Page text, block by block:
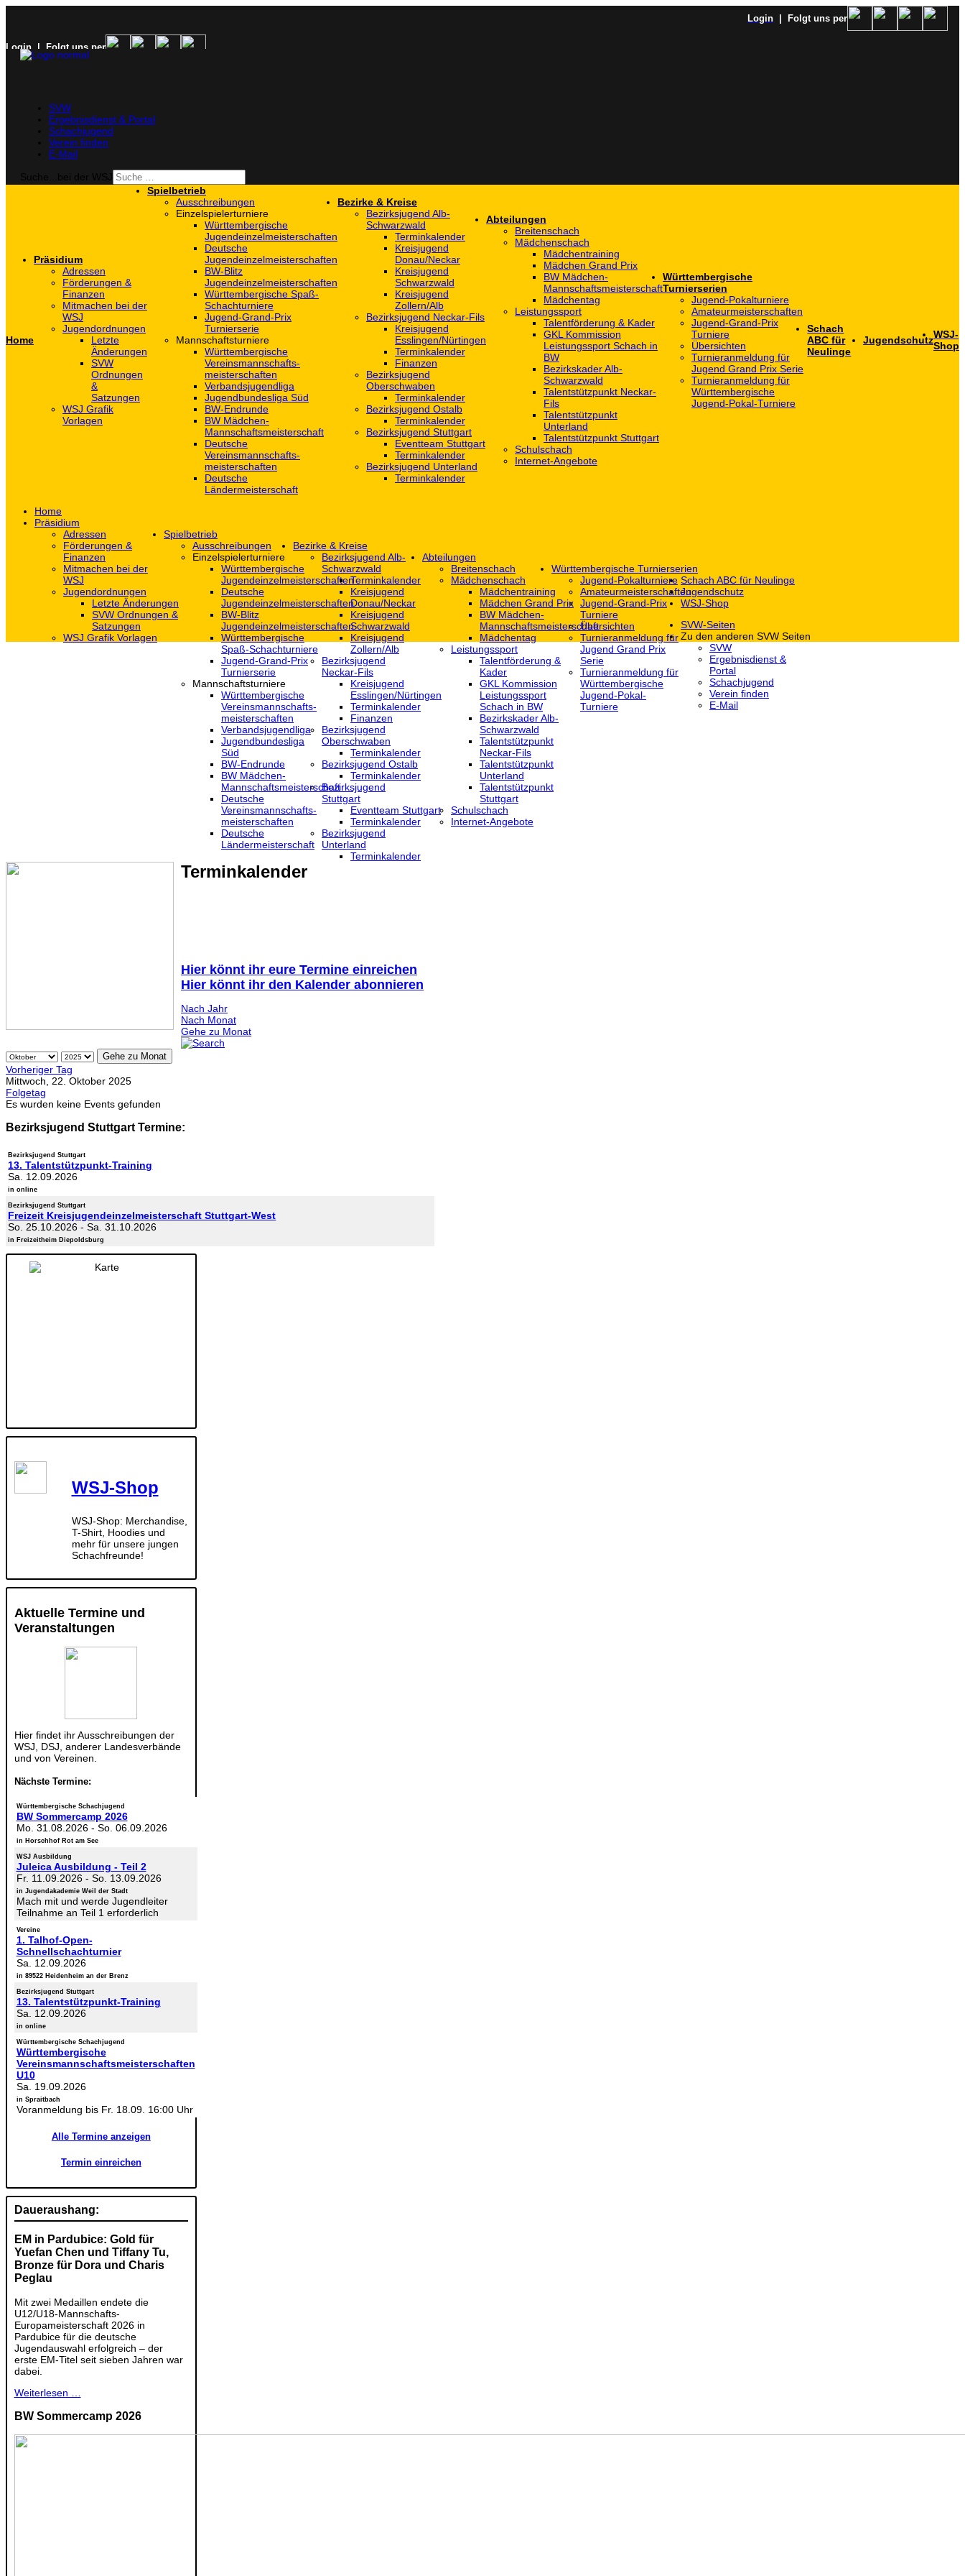
Login | Folgt uns per
Login | Folgt uns per
SVW
Ergebnisdienst & Portal
Schachjugend
Verein finden
E-Mail
Home
Präsidium
Adressen
Förderungen &
Finanzen
Mitmachen bei der
WSJ
Jugendordnungen
Letzte
Änderungen
SVW
Ordnungen
&
Satzungen
WSJ Grafik
Vorlagen
Spielbetrieb
Ausschreibungen
Einzelspielerturniere
Württembergische
Jugendeinzelmeisterschaften
Deutsche
Jugendeinzelmeisterschaften
BW-Blitz
Jugendeinzelmeisterschaften
Württembergische Spaß-
Schachturniere
Jugend-Grand-Prix
Turnierserie
Mannschaftsturniere
Württembergische
Vereinsmannschafts-
meisterschaften
Verbandsjugendliga
Jugendbundesliga Süd
BW-Endrunde
BW Mädchen-
Mannschaftsmeisterschaft
Deutsche
Vereinsmannschafts-
meisterschaften
Deutsche
Ländermeisterschaft
Bezirke & Kreise
Bezirksjugend Alb-
Schwarzwald
Terminkalender
Kreisjugend
Donau/Neckar
Kreisjugend
Schwarzwald
Kreisjugend
Zollern/Alb
Bezirksjugend Neckar-Fils
Kreisjugend
‎Esslingen/Nürtingen
Terminkalender
Finanzen
Bezirksjugend
Oberschwaben
Terminkalender
Bezirksjugend Ostalb
Terminkalender
Bezirksjugend Stuttgart
‎Eventteam Stuttgart
Terminkalender
Bezirksjugend Unterland
Terminkalender
Abteilungen
Breitenschach
Mädchenschach
Mädchentraining
Mädchen Grand Prix
BW Mädchen-
Mannschaftsmeisterschaft
Mädchentag
Leistungssport
Talentförderung & Kader
GKL Kommission
Leistungssport Schach in
BW
Bezirkskader Alb-
Schwarzwald
Talentstützpunkt Neckar-
Fils
Talentstützpunkt
Unterland
Talentstützpunkt Stuttgart
Schulschach
Internet-Angebote
Württembergische
Turnierserien
Jugend-Pokalturniere
Amateurmeisterschaften
Jugend-Grand-Prix
Turniere
Übersichten
Turnieranmeldung für
Jugend Grand Prix Serie
Turnieranmeldung für
Württembergische
Jugend-Pokal-Turniere
Schach
ABC für
Neulinge
JugendschutzWSJ-
Shop
Home
Präsidium
Adressen
Förderungen &
Finanzen
Mitmachen bei der
WSJ
Jugendordnungen
Letzte Änderungen
SVW Ordnungen &
Satzungen
WSJ Grafik Vorlagen
Spielbetrieb
Ausschreibungen
Einzelspielerturniere
Württembergische
Jugendeinzelmeisterschaften
Deutsche
Jugendeinzelmeisterschaften
BW-Blitz
Jugendeinzelmeisterschaften
Württembergische
Spaß-Schachturniere
Jugend-Grand-Prix
Turnierserie
Mannschaftsturniere
Württembergische
Vereinsmannschafts-
meisterschaften
Verbandsjugendliga
Jugendbundesliga
Süd
BW-Endrunde
BW Mädchen-
Mannschaftsmeisterschaft
Deutsche
Vereinsmannschafts-
meisterschaften
Deutsche
Ländermeisterschaft
Bezirke & Kreise
Bezirksjugend Alb-
Schwarzwald
Terminkalender
Kreisjugend
Donau/Neckar
Kreisjugend
Schwarzwald
Kreisjugend
Zollern/Alb
Bezirksjugend
Neckar-Fils
Kreisjugend
‎Esslingen/Nürtingen
Terminkalender
Finanzen
Bezirksjugend
Oberschwaben
Terminkalender
Bezirksjugend Ostalb
Terminkalender
Bezirksjugend
Stuttgart
‎Eventteam Stuttgart
Terminkalender
Bezirksjugend
Unterland
Terminkalender
Abteilungen
Breitenschach
Mädchenschach
Mädchentraining
Mädchen Grand Prix
BW Mädchen-
Mannschaftsmeisterschaft
Mädchentag
Leistungssport
Talentförderung &
Kader
GKL Kommission
Leistungssport
Schach in BW
Bezirkskader Alb-
Schwarzwald
Talentstützpunkt
Neckar-Fils
Talentstützpunkt
Unterland
Talentstützpunkt
Stuttgart
Schulschach
Internet-Angebote
Württembergische Turnierserien
Jugend-Pokalturniere
Amateurmeisterschaften
Jugend-Grand-Prix
Turniere
Übersichten
Turnieranmeldung für
Jugend Grand Prix
Serie
Turnieranmeldung für
Württembergische
Jugend-Pokal-
Turniere
Schach ABC für Neulinge
Jugendschutz
WSJ-Shop
SVW-Seiten
Zu den anderen SVW Seiten
SVW
Ergebnisdienst &
Portal
Schachjugend
Verein finden
E-Mail
Terminkalender
Hier könnt ihr eure Termine einreichen
Hier könnt ihr den Kalender abonnieren
Nach Jahr
Nach Monat
Gehe zu Monat
Gehe zu Monat
Vorheriger Tag
Mittwoch, 22. Oktober 2025
Folgetag
Es wurden keine Events gefunden
Bezirksjugend Stuttgart Termine:
Bezirksjugend Stuttgart
13. Talentstützpunkt-Training
Sa. 12.09.2026
in online
Bezirksjugend Stuttgart
Freizeit Kreisjugendeinzelmeisterschaft Stuttgart-West
So. 25.10.2026 -Sa. 31.10.2026
in Freizeitheim Diepoldsburg
WSJ-Shop
WSJ-Shop: Merchandise,
T-Shirt, Hoodies und
mehr für unsere jungen
Schachfreunde!
Aktuelle Termine und
Veranstaltungen
Hier findet ihr Ausschreibungen der
WSJ, DSJ, anderer Landesverbände
und von Vereinen.
Nächste Termine:
Württembergische Schachjugend
BW Sommercamp 2026
Mo. 31.08.2026- So. 06.09.2026
in Horschhof Rot am See
WSJ Ausbildung
Juleica Ausbildung - Teil 2
Fr. 11.09.2026- So. 13.09.2026
in Jugendakademie Weil der Stadt
Mach mit und werde Jugendleiter
Teilnahme an Teil 1 erforderlich
Vereine
1. Talhof-Open-
Schnellschachturnier
Sa. 12.09.2026
in 89522 Heidenheim an der Brenz
Bezirksjugend Stuttgart
13. Talentstützpunkt-Training
Sa. 12.09.2026
in online
Württembergische Schachjugend
Württembergische
Vereinsmannschaftsmeisterschaften
U10
Sa. 19.09.2026
in Spraitbach
Voranmeldung bis Fr. 18.09. 16:00 Uhr
Alle Termine anzeigen
Termin einreichen
Daueraushang:
EM in Pardubice: Gold für
Yuefan Chen und Tiffany Tu,
Bronze für Dora und Charis
Peglau
Mit zwei Medaillen endete die
U12/U18-Mannschafts-
Europameisterschaft 2026 in
Pardubice für die deutsche
Jugendauswahl erfolgreich – der
erste EM-Titel seit sieben Jahren war
dabei.
Weiterlesen …
BW Sommercamp 2026